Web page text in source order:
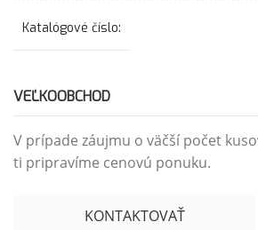
Katalógové číslo:
VEĽKOOBCHOD
V prípade záujmu o väčší počet
ti pripravíme cenovú ponuku.
KONTAKTOVAŤ